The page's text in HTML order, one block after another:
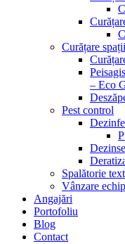
Curățare
– Eco
Pest control
Spalătorie
Vânzare
Angajări
Portofoliu
Blog
Contact